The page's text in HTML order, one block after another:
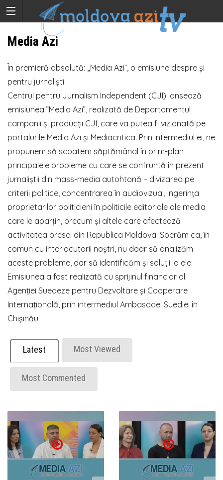
Media Azi
În premieră absolută: „Media Azi”, o emisiune despre și
pentru jurnaliști.
Centrul pentru Jurnalism Independent (CJI) lansează
emisiunea ”Media Azi”, realizată de Departamentul
campanii și producții CJI, care va putea fi vizionată pe
portalurile Media Azi și Mediacritica. Prin intermediul ei, ne
propunem să scoatem săptămânal în prim-plan
principalele probleme cu care se confruntă în prezent
jurnaliștii din mass-media autohtonă – divizarea pe
criterii politice, concentrarea în audiovizual, ingerința
proprietarilor politicieni în politicile editoriale ale media
care le aparțin, precum și altele care afectează
activitatea presei din Republica Moldova. Sperăm ca, în
comun cu interlocutorii noștri, nu doar să analizăm
aceste probleme, dar să identificăm și soluții la ele.
Emisiunea a fost realizată cu sprijinul financiar al
Agenției Suedeze pentru Dezvoltare și Cooperare
Internațională, prin intermediul Ambasadei Suediei în
Chișinău.
Latest Most Viewed
Most Commented